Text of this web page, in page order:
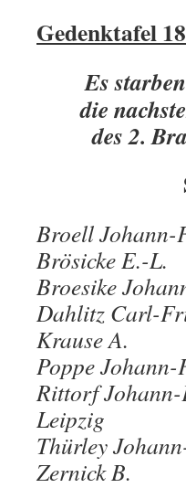
Gedenktafel
Es
die
des 2.
Broell Johann-
Brösicke E.-L.
Broesike
Dahlitz Carl-
Krause A.
Poppe
Rittorf
Leipzig
Thürley
Zernick B.